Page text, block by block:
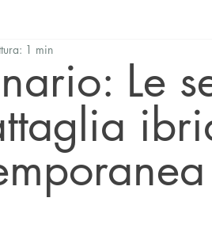
Articoli in inglese Le
1 min
stelle su 5.